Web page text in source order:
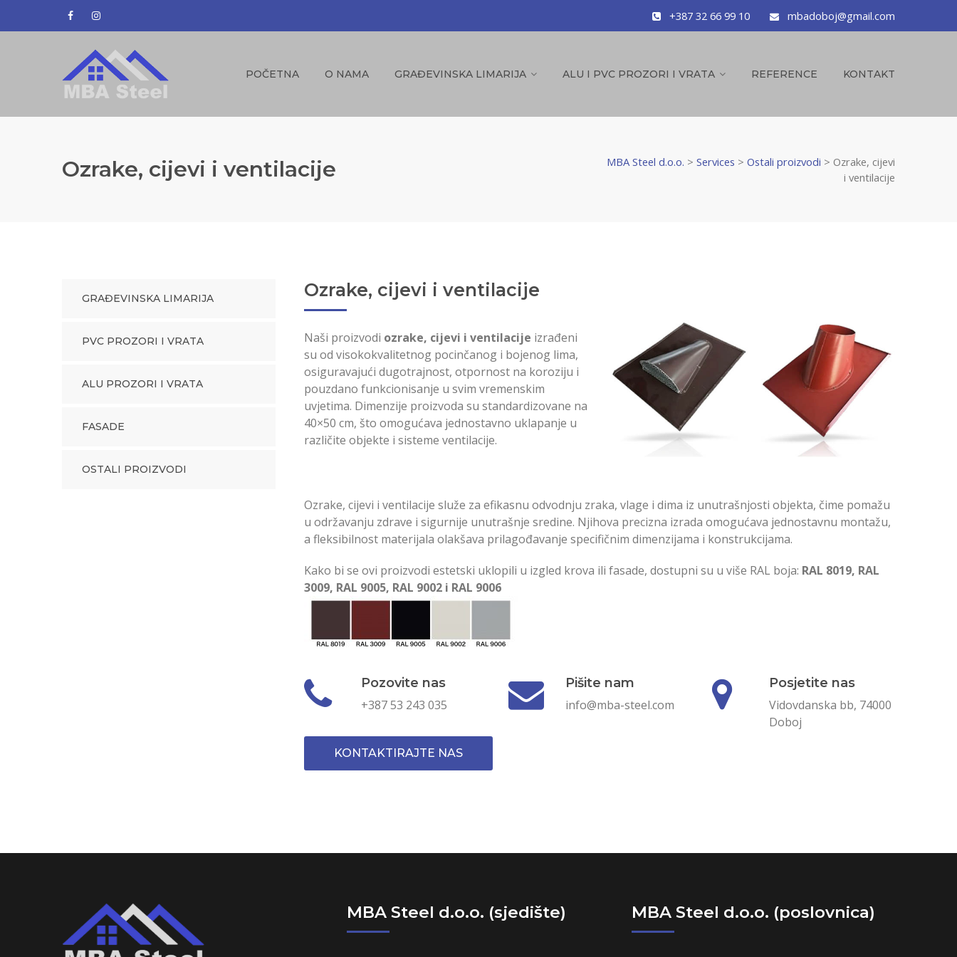
+387 32 66 99 10 mbadoboj@gmail.com
POČETNA O NAMA GRAĐEVINSKA LIMARIJA ALU I PVC PROZORI I VRATA REFERENCE KONTAKT
Ozrake, cijevi i ventilacije MBA Steel d.o.o. > Services > Ostali proizvodi > Ozrake, cijevi
i ventilacije
GRAĐEVINSKA LIMARIJA
PVC PROZORI I VRATA
ALU PROZORI I VRATA
FASADE
OSTALI PROIZVODI
Ozrake, cijevi i ventilacije
Naši proizvodi ozrake, cijevi i ventilacije izrađeni
su od visokokvalitetnog pocinčanog i bojenog lima,
osiguravajući dugotrajnost, otpornost na koroziju i
pouzdano funkcionisanje u svim vremenskim
uvjetima. Dimenzije proizvoda su standardizovane na
40×50 cm, što omogućava jednostavno uklapanje u
različite objekte i sisteme ventilacije.
Ozrake, cijevi i ventilacije služe za efikasnu odvodnju zraka, vlage i dima iz unutrašnjosti objekta, čime pomažu
u održavanju zdrave i sigurnije unutrašnje sredine. Njihova precizna izrada omogućava jednostavnu montažu,
a fleksibilnost materijala olakšava prilagođavanje specifičnim dimenzijama i konstrukcijama.
Kako bi se ovi proizvodi estetski uklopili u izgled krova ili fasade, dostupni su u više RAL boja: RAL 8019, RAL
3009, RAL 9005, RAL 9002 i RAL 9006
Pozovite nas
+387 53 243 035
Pišite nam
info@mba-steel.com
Posjetite nas
Vidovdanska bb, 74000
Doboj
KONTAKTIRAJTE NAS
MBA Steel d.o.o. (sjedište) MBA Steel d.o.o. (poslovnica)